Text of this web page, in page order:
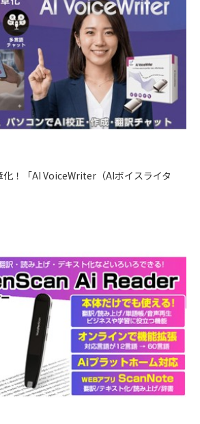
！「AI VoiceWriter（AIボイスライタ